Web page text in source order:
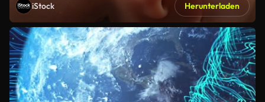
iStock Herunterladen